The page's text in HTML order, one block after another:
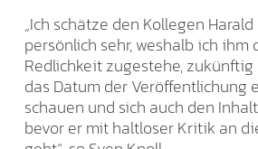
„Ich schätze den Kollegen
persönlich sehr, weshalb ich
Redlichkeit zugestehe,
das Datum der Veröffentlichung
schauen und sich auch den
bevor er mit haltloser Kritik an